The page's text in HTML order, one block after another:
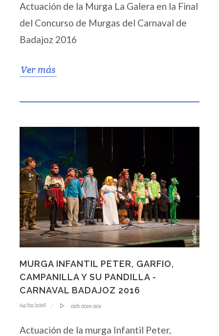
Actuación de la Murga La Galera en la Final
del Concurso de Murgas del Carnaval de
Badajoz 2016
Ver más
MURGA INFANTIL PETER, GARFIO,
CAMPANILLA Y SU PANDILLA -
CARNAVAL BADAJOZ 2016
04/02/2016 00h 00m 00s
Actuación de la murga Infantil Peter,